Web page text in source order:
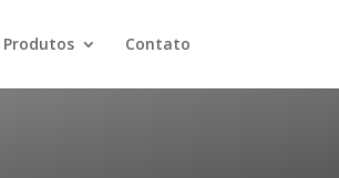
Produtos Contato